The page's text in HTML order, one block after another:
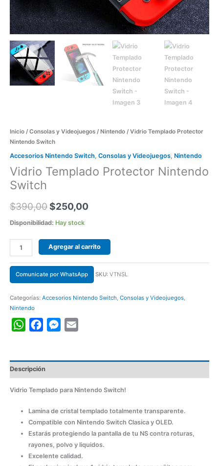
Inicio / Consolas y Videojuegos / Nintendo / Vidrio Templado Protector
Nintendo Switch
Accesorios Nintendo Switch , Consolas y Videojuegos, Nintendo
Vidrio Templado Protector Nintendo
Switch
$390,00 $250,00
Disponibilidad: Hay stock
Agregar al carrito
Comunicate por WhatsApp SKU: VTNSL
Categorías: Accesorios Nintendo Switch, Consolas y Videojuegos,
Nintendo
WhatsAppFacebookMessenger
Descripción
Vidrio Templado para Nintendo Switch!
Lamina de cristal templado totalmente transparente.
Compatible con Nintendo Switch Clasica y OLED.
Estarás protegiendo la pantalla de tu NS contra roturas,
rayones, polvo y liquidos.
Excelente calidad.